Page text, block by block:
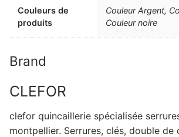
Couleurs de
produits
Couleur Argent,
Couleur noire
Brand
CLEFOR
clefor quincaillerie spécialisée
montpellier. Serrures, clés, double